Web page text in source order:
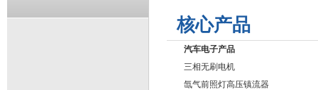
核心产品
汽车电子产品
三相无刷电机
氙气前照灯高压镇流器